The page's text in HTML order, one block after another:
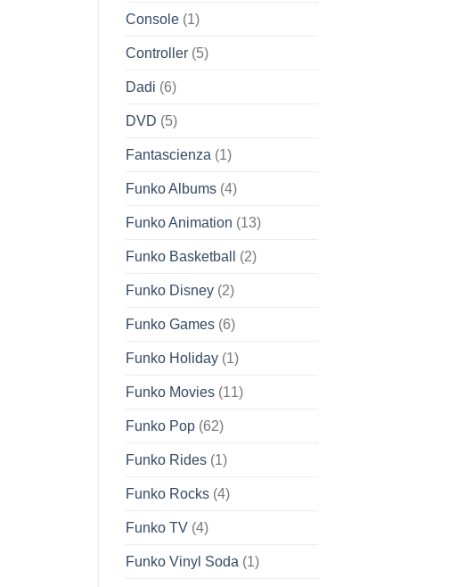
Console(1)
Controller(5)
Dadi (6)
DVD (5)
Fantascienza (1)
Funko Albums(4)
Funko Animation (13)
Funko Basketball (2)
Funko Disney(2)
Funko Games(6)
Funko Holiday(1)
Funko Movies(11)
Funko Pop(62)
Funko Rides(1)
Funko Rocks(4)
Funko TV(4)
Funko Vinyl Soda (1)